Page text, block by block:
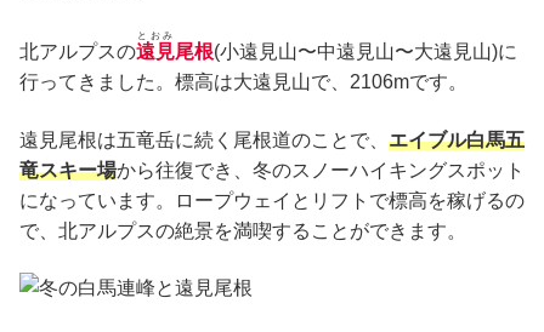
北アルプスの遠見
とおみ
尾根(小遠見山〜中遠見山〜大遠見山)に
行ってきました。標高は大遠見山で、2106mです。
遠見尾根は五竜岳に続く尾根道のことで、 エイブル白馬五
竜スキー場から往復でき、冬のスノーハイキングスポット
になっています。ロープウェイとリフトで標高を稼げるの
で、北アルプスの絶景を満喫することができます。